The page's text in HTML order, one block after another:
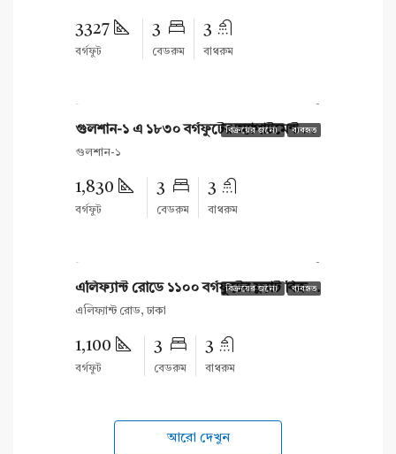
3327
বর্গফুট
3
বেডরুম
3
বাথরুম
বিক্রয়ের জন্যে ব্যবহৃত
গুলশান-১ এ ১৮৩০ বর্গফুটের অ্যাপার্টমেন্ট বিক্রয়ের জন্য
গুলশান-১
1,830
বর্গফুট
3
বেডরুম
3
বাথরুম
বিক্রয়ের জন্যে ব্যবহৃত
এলিফ্যান্ট রোডে ১১০০ বর্গফুটের ফ্ল্যাট বিক্রয় হবে
এলিফ্যান্ট রোড, ঢাকা
1,100
বর্গফুট
3
বেডরুম
3
বাথরুম
আরো দেখুন